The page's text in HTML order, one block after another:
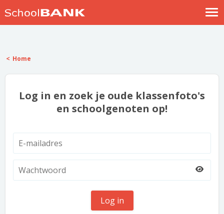
Help
Home
Log in en zoek je oude klassenfoto's
en schoolgenoten op!
Log in